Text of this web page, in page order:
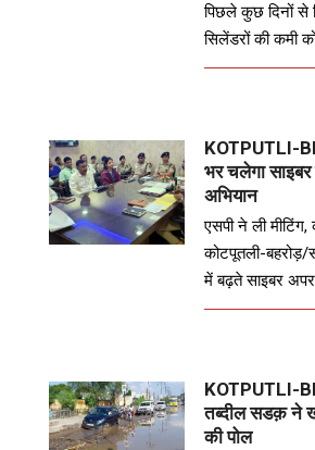
पिछले कुछ दिनों
सिलेंडरों की कमी
KOTPUTLI-
भर चलेगा
अभियान
एसपी ने ली मीटिंग,
कोटपूतली-
में बढ़ते साइबर
KOTPUTLI-
तब्दील सडक़ ने
की पोल